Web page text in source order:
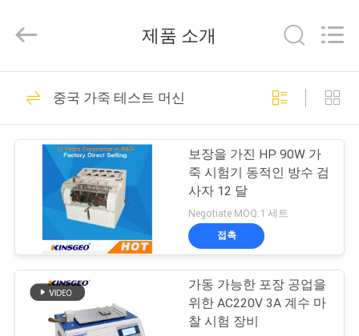
제
사
2026
INSTRUMENT
보편적인 시험기
396
껍질 접착 시험 장비
153
제품 소개
중국 가죽 테스트 머신
보장을 가진 HP 90W 가
죽 시험기 동적인 방수 검
사자 12 달
Negotiate MOQ:1 세트
접촉
가동 가능한 포장 공업을
위한 AC220V 3A 계수 마
찰 시험 장비